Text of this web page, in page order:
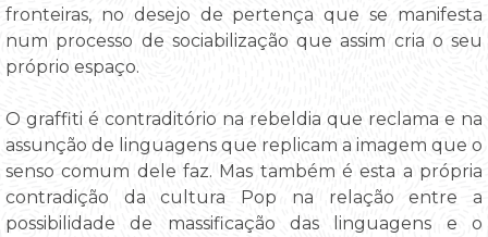
fronteiras, no desejo de pertença que se manifesta
num processo de sociabilização que assim cria o seu
próprio espaço.
O graffiti é contraditório na rebeldia que reclama e na
assunção de linguagens que replicam a imagem que o
senso comum dele faz. Mas também é esta a própria
contradição da cultura Pop na relação entre a
possibilidade de massificação das linguagens e o